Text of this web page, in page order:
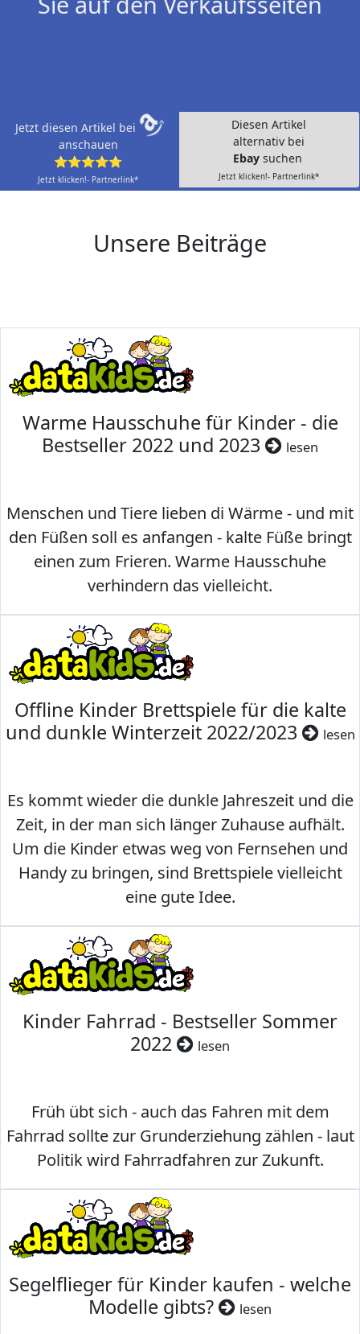
Jetzt diesen Artikel bei
anschauen
⭐⭐⭐⭐⭐
Jetzt klicken!- Partnerlink*
Diesen Artikel
alternativ bei
Ebay suchen
Jetzt klicken!- Partnerlink*
Unsere Beiträge
Warme Hausschuhe für Kinder - die
Bestseller 2022 und 2023
lesen
Menschen und Tiere lieben di Wärme - und mit
den Füßen soll es anfangen - kalte Füße bringt
einen zum Frieren. Warme Hausschuhe
verhindern das vielleicht.
Offline Kinder Brettspiele für die kalte
und dunkle Winterzeit 2022/2023
lesen
Es kommt wieder die dunkle Jahreszeit und die
Zeit, in der man sich länger Zuhause aufhält.
Um die Kinder etwas weg von Fernsehen und
Handy zu bringen, sind Brettspiele vielleicht
eine gute Idee.
Kinder Fahrrad - Bestseller Sommer
2022
lesen
Früh übt sich - auch das Fahren mit dem
Fahrrad sollte zur Grunderziehung zählen - laut
Politik wird Fahrradfahren zur Zukunft.
Segelflieger für Kinder kaufen - welche
Modelle gibts?
lesen